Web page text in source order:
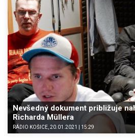
Nevšedný dokument približuje
Richarda Müllera
RÁDIO KOŠICE, 20.01.2021 | 15:29